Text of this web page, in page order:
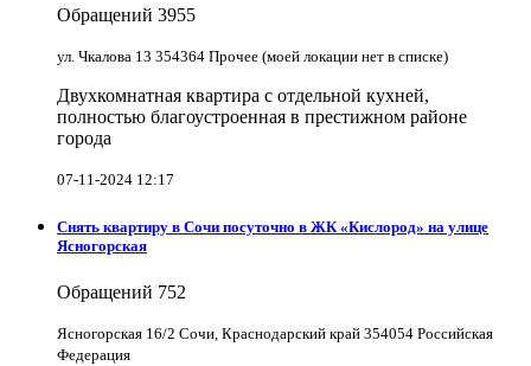
Обращений 3955
ул. Чкалова 13 354364 Прочее (моей локации нет в списке)
Двухкомнатная квартира с отдельной кухней,
полностью благоустроенная в престижном районе
города
07-11-2024 12:17
Снять квартиру в Cочи посуточно в ЖК «Кислород» на улице
Ясногорская
Обращений 752
Ясногорская 16/2 Сочи, Краснодарский край 354054 Российская
Федерация